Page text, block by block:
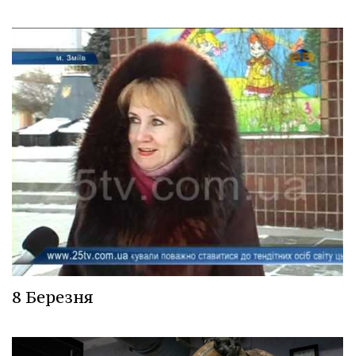
8 Березня